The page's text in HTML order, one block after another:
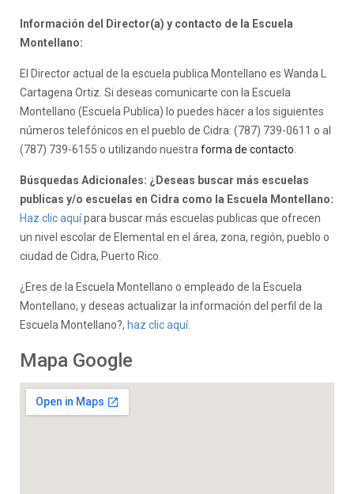
Información del Director(a) y contacto de la Escuela
Montellano:
El Director actual de la escuela publica Montellano es Wanda L
Cartagena Ortiz. Si deseas comunicarte con la Escuela
Montellano (Escuela Publica) lo puedes hacer a los siguientes
números telefónicos en el pueblo de Cidra: (787) 739-0611 o al
(787) 739-6155 o utilizando nuestra forma de contacto
Búsquedas Adicionales: ¿Deseas buscar más escuelas
publicas y/o escuelas en Cidra como la Escuela Montellano:
Haz clic aquípara buscar más escuelas publicas que ofrecen
un nivel escolar de Elemental en el área, zona, región, pueblo o
ciudad de Cidra, Puerto Rico.
¿Eres de la Escuela Montellano o empleado de la Escuela
Montellano, y deseas actualizar la información del perfil de la
Escuela Montellano?, haz clic aquí.
Mapa Google